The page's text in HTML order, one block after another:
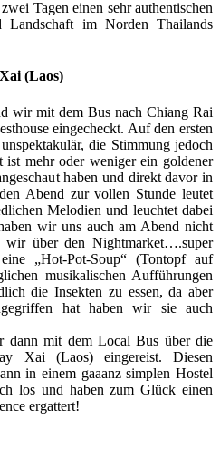
Tagen einen sehr authentischen
im Norden Thailands
(Laos)
wir mit dem Bus nach Chiang Rai
eingecheckt. Auf den ersten
die Stimmung jedoch
mehr oder weniger ein goldener
haben und direkt davor in
Abend zur vollen Stunde leutet
Melodien und leuchtet dabei
wir uns auch am Abend nicht
wir über den Nightmarket….super
„Hot-Pot-Soup“ (Tontopf auf
musikalischen Aufführungen
die Insekten zu essen, da aber
hat haben wir sie auch
dann mit dem Local Bus über die
Xai (Laos) eingereist. Diesen
in einem gaaanz simplen Hostel
los und haben zum Glück einen
ergattert!